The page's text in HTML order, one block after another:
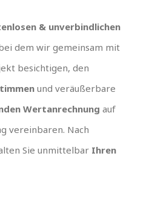
& unverbindlichen
dem wir gemeinsam mit
besichtigen, den
und veräußerbare
Wertanrechnung auf
vereinbaren. Nach
Sie unmittelbar Ihren